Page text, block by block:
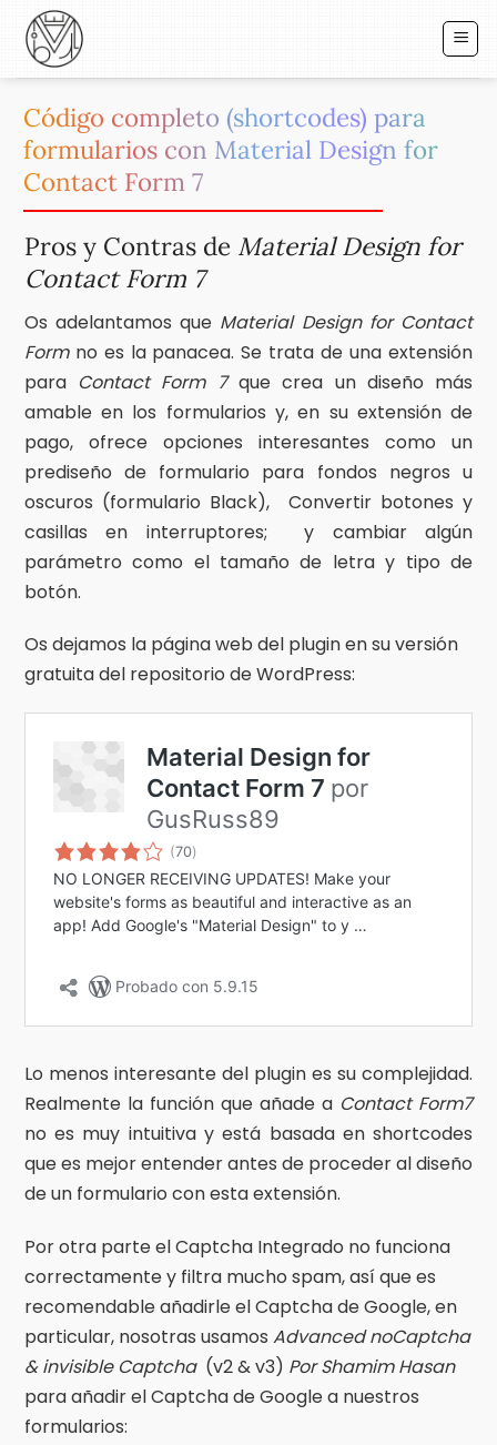
Saltar
contenido
Código completo (shortcodes) para
formularios con Material Design for
Contact Form 7
Pros y Contras de Material Design for
Contact Form 7
Os adelantamos que Material Design for Contact
Formno es la panacea. Se trata de una extensión
para Contact Form 7que crea un diseño más
amable en los formularios y, en su extensión de
pago, ofrece opciones interesantes como un
prediseño de formulario para fondos negros u
oscuros (formulario Black), Convertir botones y
casillas en interruptores; y cambiar algún
parámetro como el tamaño de letra y tipo de
botón.
Os dejamos la página web del plugin en su versión
gratuita del repositorio de WordPress:
Lo menos interesante del plugin es su complejidad.
Realmente la función que añade a Contact Form7
no es muy intuitiva y está basada en shortcodes
que es mejor entender antes de proceder al diseño
de un formulario con esta extensión.
Por otra parte el Captcha Integrado no funciona
correctamente y filtra mucho spam, así que es
recomendable añadirle el Captcha de Google, en
particular, nosotras usamos Advanced noCaptcha
& invisible Captcha(v2 & v3) Por Shamim Hasan
para añadir el Captcha de Google a nuestros
formularios: